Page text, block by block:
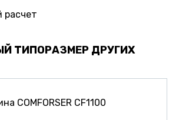
расчет
ТИПОРАЗМЕР ДРУГИХ
COMFORSER CF1100